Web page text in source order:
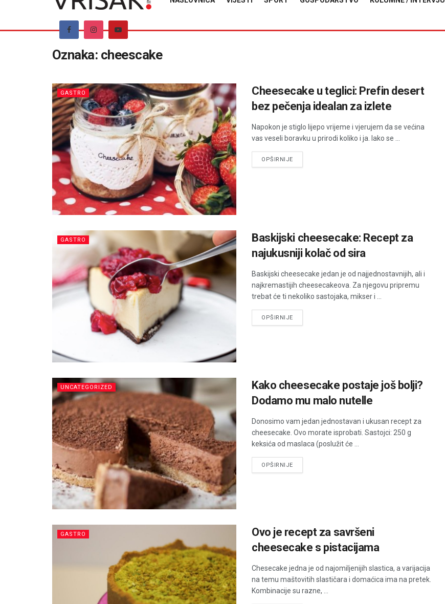
Oznaka: cheescake
GASTRO
Cheesecake u teglici: Prefin desert
bez pečenja idealan za izlete
Napokon je stiglo lijepo vrijeme i vjerujem da se većina
vas veseli boravku u prirodi koliko i ja. Iako se ...
OPŠIRNIJEDETAILS
GASTRO
Baskijski cheesecake: Recept za
najukusniji kolač od sira
Baskijski cheesecake jedan je od najjednostavnijih, ali i
najkremastijih cheesecakeova. Za njegovu pripremu
trebat će ti nekoliko sastojaka, mikser i ...
OPŠIRNIJEDETAILS
UNCATEGORIZED
Kako cheesecake postaje još bolji?
Dodamo mu malo nutelle
Donosimo vam jedan jednostavan i ukusan recept za
cheesecake. Ovo morate isprobati. Sastojci: 250 g
keksića od maslaca (poslužit će ...
OPŠIRNIJEDETAILS
GASTRO
Ovo je recept za savršeni
cheesecake s pistacijama
Chesecake jedna je od najomiljenijih slastica, a varijacija
na temu maštovitih slastičara i domaćica ima na pretek.
Kombinacije su razne, ...